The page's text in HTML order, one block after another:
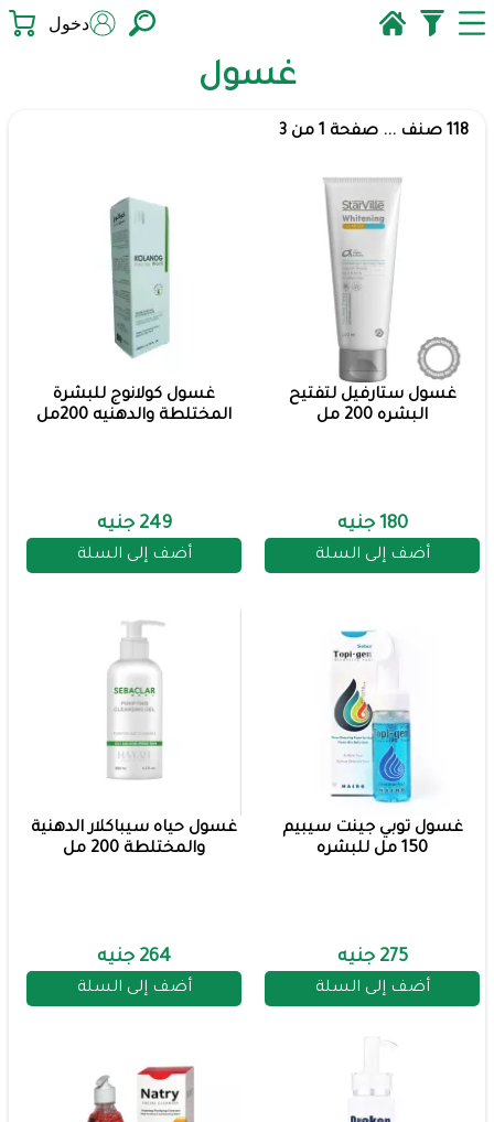
دخول
غسول
118 صنف ... صفحة 1 من 3
غسول ستارفيل لتفتيح
البشره 200 مل
180 جنيه
أضف إلى السلة
غسول كولانوج للبشرة
المختلطة والدهنيه 200مل
249 جنيه
أضف إلى السلة
غسول توبي جينت سيبيم
150 مل للبشره
275 جنيه
أضف إلى السلة
غسول حياه سيباكلار الدهنية
والمختلطة 200 مل
264 جنيه
أضف إلى السلة